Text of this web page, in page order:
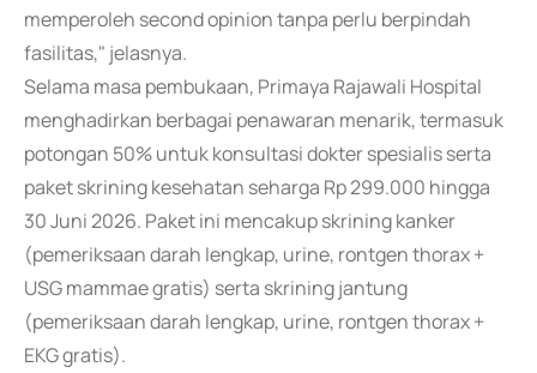
memperoleh second opinion tanpa perlu berpindah
fasilitas," jelasnya.
Selama masa pembukaan, Primaya Rajawali Hospital
menghadirkan berbagai penawaran menarik, termasuk
potongan 50% untuk konsultasi dokter spesialis serta
paket skrining kesehatan seharga Rp 299.000 hingga
30 Juni 2026. Paket ini mencakup skrining kanker
(pemeriksaan darah lengkap, urine, rontgen thorax +
USG mammae gratis) serta skrining jantung
(pemeriksaan darah lengkap, urine, rontgen thorax +
EKG gratis).